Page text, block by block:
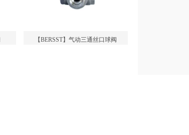
【BERSST】气动三通丝口球阀